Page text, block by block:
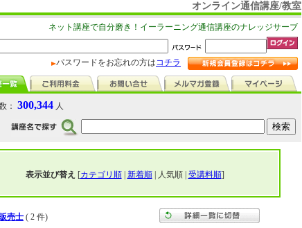
オンライン通信講座/教室
ネット講座で自分磨き！イーラーニング通信講座のナレッジサーブ
パスワードをお忘れの方はコチラ
： 300,344 人
表示並び替え [カテゴリ順| 新着順| 人気順 | 受講料順]
売士 ( 2 件)